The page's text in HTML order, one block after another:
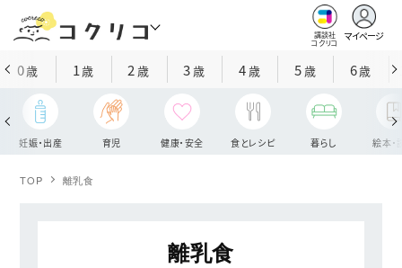
講談社
コクリコ
マイページ
0歳 1歳 2 歳 3歳 4歳 5歳 6歳
妊娠・出産 育児 健康・安全 食とレシピ 暮らし 絵本・
TOP 離乳食
離乳食